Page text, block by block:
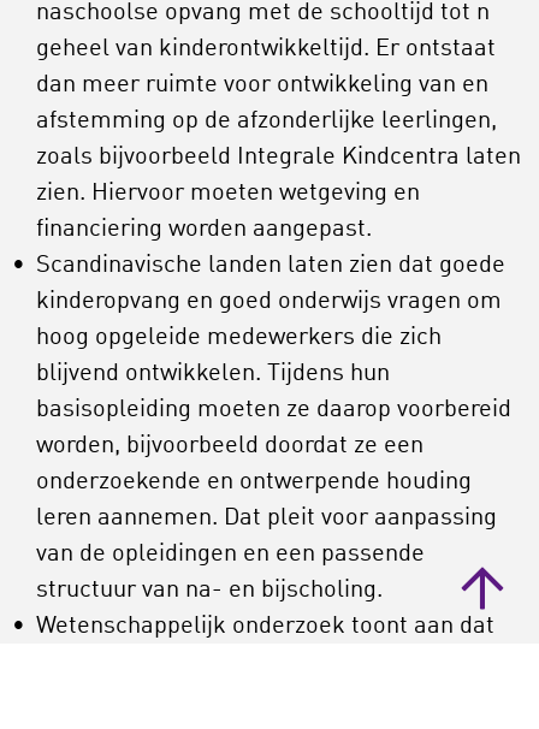
naschoolse opvang met de schooltijd tot n
geheel van kinderontwikkeltijd. Er ontstaat
dan meer ruimte voor ontwikkeling van en
afstemming op de afzonderlijke leerlingen,
zoals bijvoorbeeld Integrale Kindcentra laten
zien. Hiervoor moeten wetgeving en
financiering worden aangepast.
Scandinavische landen laten zien dat goede
kinderopvang en goed onderwijs vragen om
hoog opgeleide medewerkers die zich
blijvend ontwikkelen. Tijdens hun
basisopleiding moeten ze daarop voorbereid
worden, bijvoorbeeld doordat ze een
onderzoekende en ontwerpende houding
leren aannemen. Dat pleit voor aanpassing
van de opleidingen en een passende
structuur van na- en bijscholing.
Wetenschappelijk onderzoek toont aan dat